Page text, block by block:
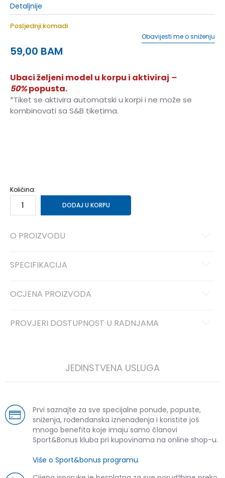
Detaljnije
Posljednji komadi
59,00 BAM
Obavijesti me o sniženju
Ubaci željeni model u korpu i aktiviraj –
50%popusta.
*Tiket se aktivira automatski u korpi i ne može se
kombinovati sa S&B tiketima.
Količina:
DODAJ U KORPU
O PROIZVODU
SPECIFIKACIJA
OCJENA PROIZVODA
PROVJERI DOSTUPNOST U RADNJAMA
JEDINSTVENA USLUGA
Prvi saznajte za sve specijalne ponude, popuste,
sniženja, rođendanska iznenađenja i koristite još
mnogo benefita koje imaju samo članovi
Sport&Bonus kluba pri kupovinama na online shop-u.
Više o Sport&bonus programu.